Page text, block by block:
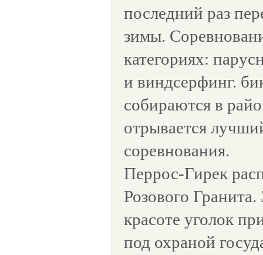
последний раз
зимы.
категориях:
и виндсерфинг.
собираются в
отрывается
соревнования.
Перрос-Гирек
Розового
красоте уголок
под охраной